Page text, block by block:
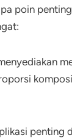
poin
penting